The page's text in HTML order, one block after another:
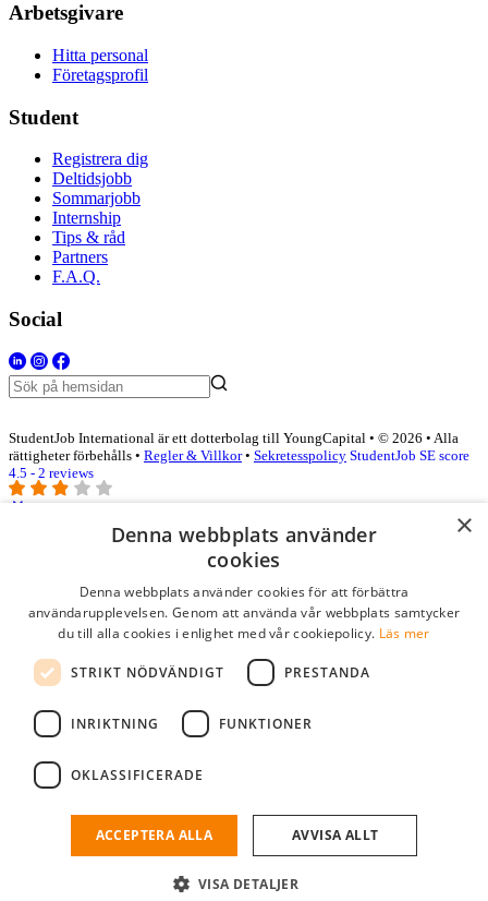
Arbetsgivare
Hitta personal
Företagsprofil
Student
Registrera dig
Deltidsjobb
Sommarjobb
Internship
Tips & råd
Partners
F.A.Q.
Social
StudentJob International är ett dotterbolag till YoungCapital • © 2026 • Alla
rättigheter förbehålls • Regler & Villkor• Sekretesspolicy StudentJob SE score
4.5 - 2 reviews
Lösenord
kom ihåg mig
logga in
Kostnadsfri företagsprofil
och söka efter passande kandidater till ditt företag.
×
Denna webbplats använder
cookies
Denna webbplats använder cookies för att förbättra
användarupplevelsen. Genom att använda vår webbplats samtycker
du till alla cookies i enlighet med vår cookiepolicy. Läs mer
STRIKT NÖDVÄNDIGT PRESTANDA
INRIKTNING FUNKTIONER
OKLASSIFICERADE
ACCEPTERA ALLA AVVISA ALLT
VISA DETALJER